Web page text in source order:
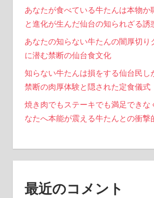
あなたが食べている牛たんは本物か
と進化が生んだ仙台の知られざる誘
あなたの知らない牛たんの闇厚切り
に潜む禁断の仙台食文化
知らない牛たんは損をする仙台民し
禁断の肉厚体験と隠された定食儀式
焼き肉でもステーキでも満足できな
なたへ本能が震える牛たんとの衝撃
最近のコメント